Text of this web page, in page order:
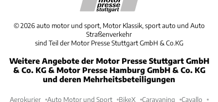
©2026 auto motor und sport, Motor Klassik, sport auto und Auto
Straßenverkehr
sind Teil der Motor Presse Stuttgart GmbH & Co.KG
Weitere Angebote der Motor Presse Stuttgart GmbH
& Co. KG & Motor Presse Hamburg GmbH & Co. KG
und deren Mehrheitsbeteiligungen
Aerokurier Auto Motor und Sport BikeX Caravaning Cavallo